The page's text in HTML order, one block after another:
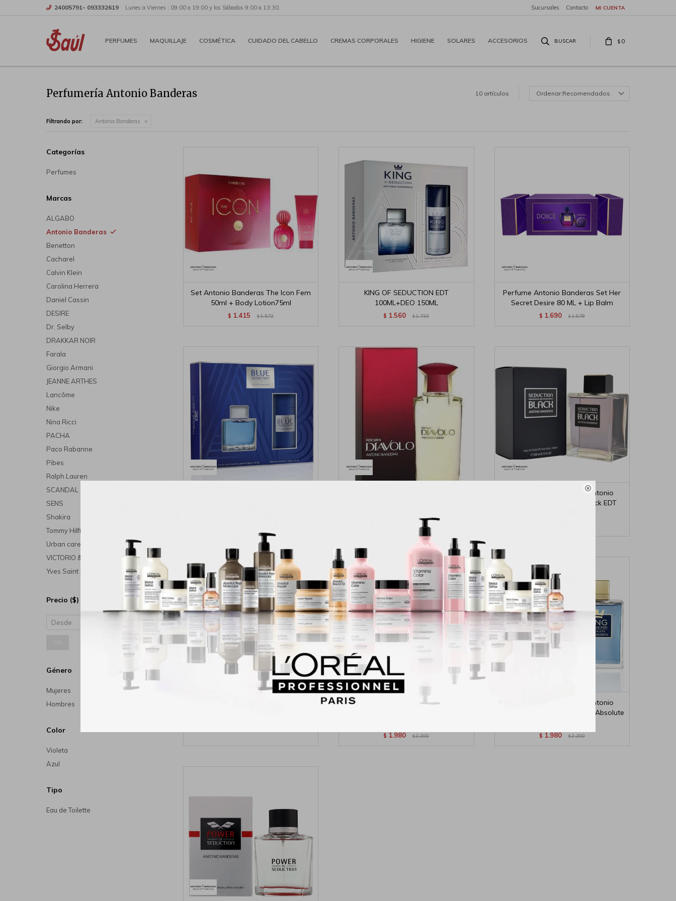

PERFUMES MAQUILLAJE COSMÉTICA CUIDADO DEL CABELLO CREMAS CORPORALES HIGIENE SOLARES ACCESORIOS $ 0
24005791- 093332619 Lunes a Viernes : 09:00 a 19:00 y los Sábados 9:00 a 13:30. Sucursales Contacto
Perfumería Antonio Banderas 10 artículos Recomendados
Filtrando por: Antonio Banderas
Set Antonio Banderas The Icon Fem
50ml + Body Lotion75ml
$ 1.415 $ 1.572
KING OF SEDUCTION EDT
100ML+DEO 150ML
$ 1.560 $ 1.733
Perfume Antonio Banderas Set Her
Secret Desire 80 ML + Lip Balm
$ 1.690 $ 1.878
Perfume para Hombre Antonio
Banderas Seduction in Black EDT
Perfume para Hombre Antonio
$ 1.980 $ 2.200
Perfume para Hombre Antonio
Banderas King Of Seduction Absolute
$ 1.980 $ 2.200
Categorías
Perfumes
Marcas
ALGABO
Antonio Banderas
Benetton
Cacharel
Calvin Klein
Carolina Herrera
Daniel Cassin
DESIRE
Dr. Selby
DRAKKAR NOIR
Farala
Giorgio Armani
JEANNE ARTHES
Lancôme
Nike
Nina Ricci
PACHA
Paco Rabanne
Pibes
Ralph Lauren
SCANDAL
SENS
Shakira
Tommy Hilfiger
Urban care
VICTORIO & LUCCHINO
Yves Saint Laurent
Precio ($)
Género
Mujeres
Hombres
Color
Violeta
Azul
Tipo
Eau de Toilette